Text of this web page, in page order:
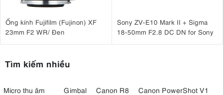
Ống kính Fujifilm (Fujinon) XF
23mm F2 WR/ Đen
Sony ZV-E10 Mark II + Sigma
18-50mm F2.8 DC DN for Sony
Tìm kiếm nhiều
Micro thu âm Gimbal Canon R8
Canon PowerShot V1